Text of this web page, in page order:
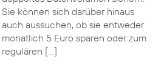
Sie können sich darüber hinaus
auch aussuchen, ob sie entweder
monatlich 5 Euro sparen oder zum
regulären […]